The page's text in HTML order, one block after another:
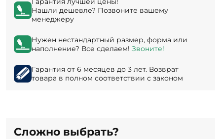
Нашли дешевле? Позвоните вашему
менеджеру
Нужен нестандартный размер, форма или
наполнение? Все сделаем! Звоните!
Гарантия от 6 месяцев до 3 лет. Возврат
товара в полном соответствии с законом
Сложно выбрать?